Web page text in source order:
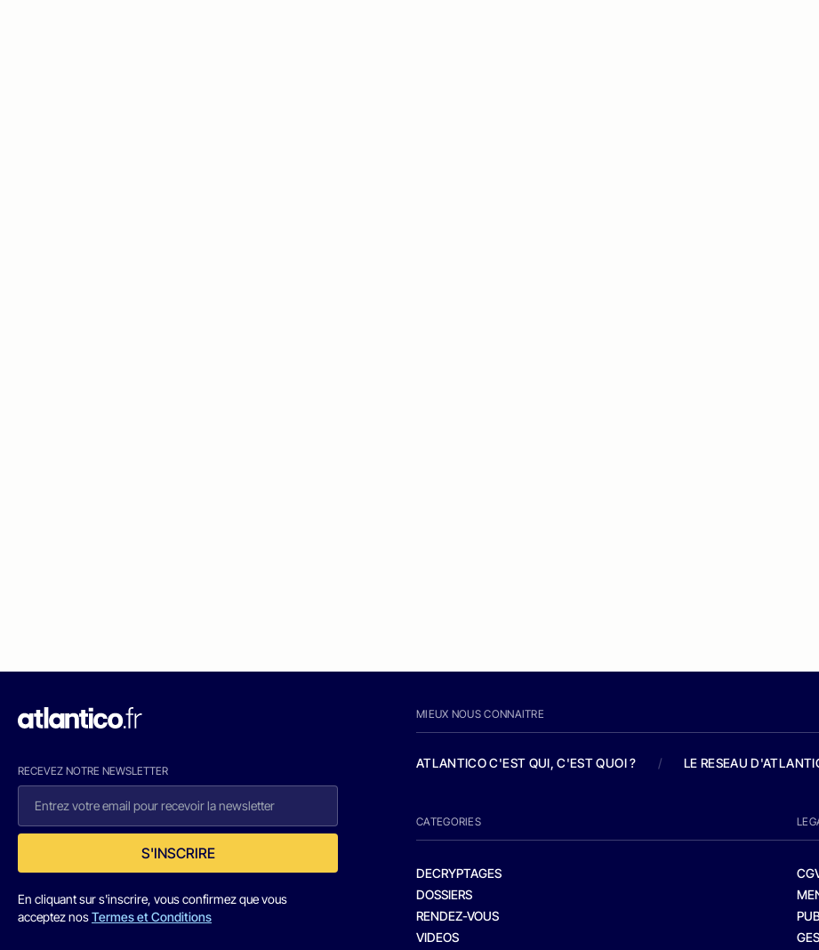
RECEVEZ NOTRE NEWSLETTER
S'INSCRIRE
En cliquant sur s'inscrire, vous confirmez que vous
acceptez nosTermes et Conditions
MIEUX NOUS CONNAITRE
ATLANTICO C'EST QUI, C'EST QUOI ? / LE RESEAU
CATEGORIES
DECRYPTAGES
DOSSIERS
RENDEZ-VOUS
VIDEOS